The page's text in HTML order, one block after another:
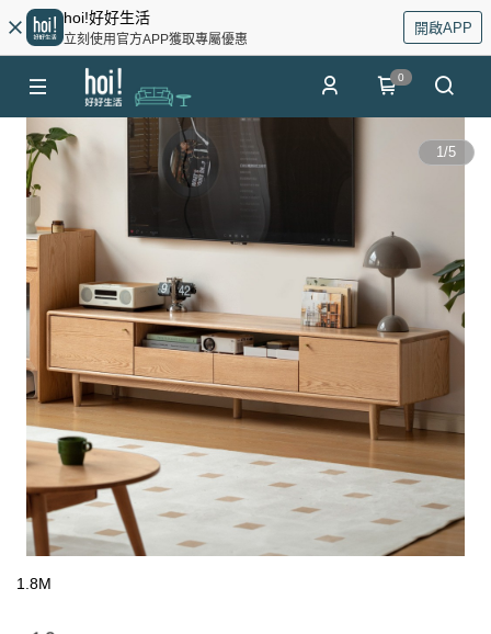
hoi!好好生活
立刻使用官方APP獲取專屬優惠
開啟APP
0
1/5
1.8M